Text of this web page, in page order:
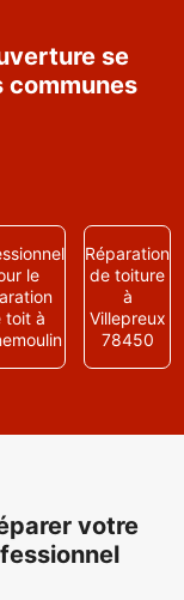
se
communes
le
toit à
Réparation
de toiture
à
Villepreux
78450
votre